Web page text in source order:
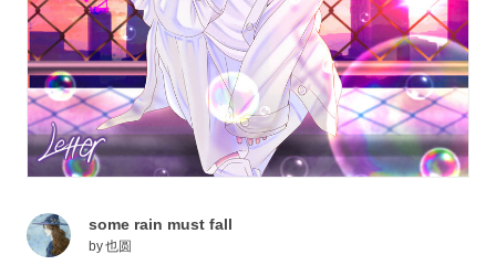
some rain must fall
by也圆